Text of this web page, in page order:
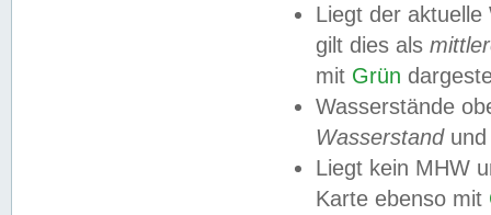
Liegt der
gilt dies als
mit Grün
Wasserstände
Wasserstandund
Liegt kein MHW
Karte ebenso mit